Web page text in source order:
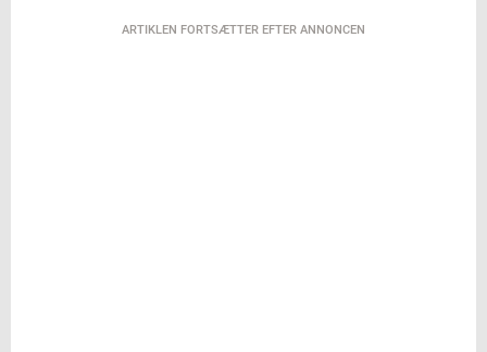
ARTIKLEN FORTSÆTTER EFTER ANNONCEN